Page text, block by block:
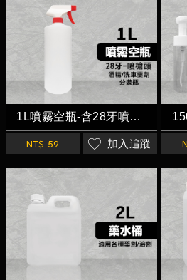
1L噴霧空瓶-含28牙噴槍頭/耐酸鹼 分裝瓶 藥水瓶
NT$ 59 加入追蹤